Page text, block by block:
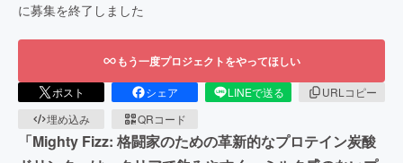
に募集を終了しました
もう一度プロジェクトをやってほしい
ポスト シェア LINEで送る
URLコピー
埋め込み
QRコード
「Mighty Fizz: 格闘家のための革新的なプロテイン炭酸